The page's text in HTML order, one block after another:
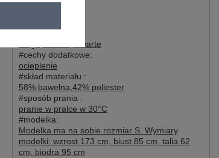
otwarte
#cechy dodatkowe:
ocieplenie
#skład materiału :
58% bawełna 42% poliester
#sposób prania :
pranie w pralce w 30°C
#modelka:
Modelka ma na sobie rozmiar S. Wymiary
modelki: wzrost 173 cm, biust 85 cm, talia 62
cm, biodra 95 cm